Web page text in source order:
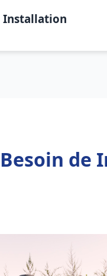
Installation
Besoin de